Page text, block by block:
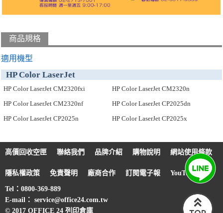
商品規格
適用機型
HP Color LaserJet
HP Color LaserJet CM2320fxi
HP Color LaserJet CM2320n
HP Color LaserJet CM2320nf
HP Color LaserJet CP2025dn
HP Color LaserJet CP2025n
HP Color LaserJet CP2025x
高價回收空匣 聯絡我們 品牌介紹 購物說明 網站使用條款
隱私權政策 免責聲明 廠商合作 訂閱電子報 YouTube
Tel：0800-369-889
E-mail： service@office24.com.tw
© 2017 OFFICE 24 列印倉庫